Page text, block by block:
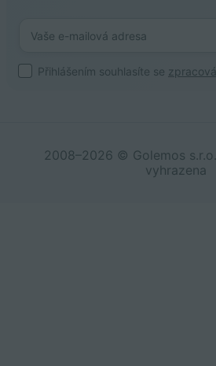
Přihlášením souhlasíte se
2008–2026 © Golemos
vyhrazena